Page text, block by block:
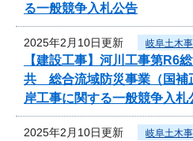
る一般競争入札公告
2025年2月10日更新 岐阜土木
【建設工事】河川工事第R6
共 総合流域防災事業（国補
岸工事に関する一般競争入札
2025年2月10日更新 岐阜土木